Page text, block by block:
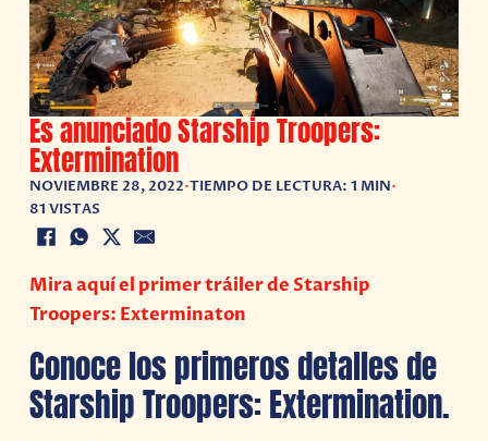
Es anunciado Starship Troopers:
Extermination
NOVIEMBRE 28, 2022•TIEMPO DE LECTURA: 1 MIN•
81 VISTAS
Mira aquí el primer tráiler de Starship
Troopers: Exterminaton
Conoce los primeros detalles de
Starship Troopers: Extermination.